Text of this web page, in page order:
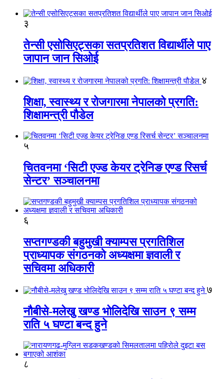
३
तेन्सी एसोसिएट्सका सतप्रतिशत विद्यार्थीले पाए
जापान जान सिओई
४
शिक्षा, स्वास्थ्य र रोजगारमा नेपालको प्रगति:
शिक्षामन्त्री पौडेल
५
चितवनमा ‘सिटी एज्ड केयर ट्रेनिङ एण्ड रिसर्च
सेन्टर’ सञ्चालनमा
६
सप्तगण्डकी बहुमुखी क्याम्पस प्रगतिशिल
प्राध्यापक संगठनको अध्यक्षमा ज्ञवाली र
सचिवमा अधिकारी
७
नौबीसे-मलेखु खण्ड भोलिदेखि साउन ९ सम्म
राति ५ घण्टा बन्द हुने
८